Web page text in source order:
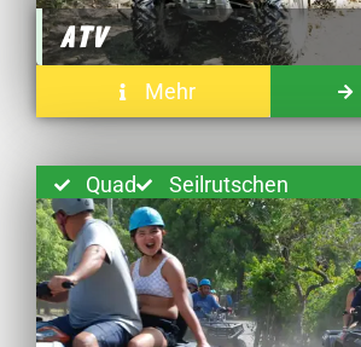
ATV
Mehr
Quad Seilrutschen